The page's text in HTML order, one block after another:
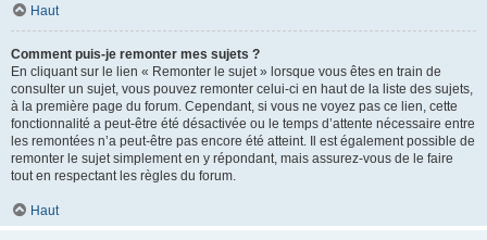
Haut
Comment puis-je remonter mes sujets ?
En cliquant sur le lien « Remonter le sujet » lorsque vous êtes en train de
consulter un sujet, vous pouvez remonter celui-ci en haut de la liste des sujets,
à la première page du forum. Cependant, si vous ne voyez pas ce lien, cette
fonctionnalité a peut-être été désactivée ou le temps d’attente nécessaire entre
les remontées n’a peut-être pas encore été atteint. Il est également possible de
remonter le sujet simplement en y répondant, mais assurez-vous de le faire
tout en respectant les règles du forum.
Haut